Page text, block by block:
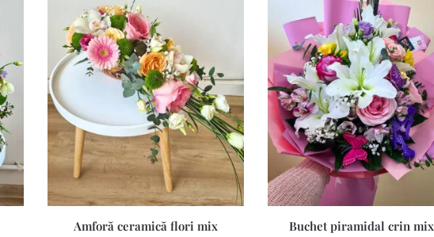
Amforă ceramică flori mix Buchet piramidal crin